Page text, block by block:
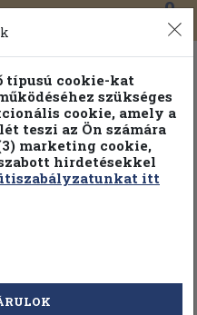
0
30 000 kötet közül
20% kedvezménnyel!
típusú cookie-kat
szükséges
cookie, amely a
teszi az Ön számára
marketing cookie,
hirdetésekkel
itt